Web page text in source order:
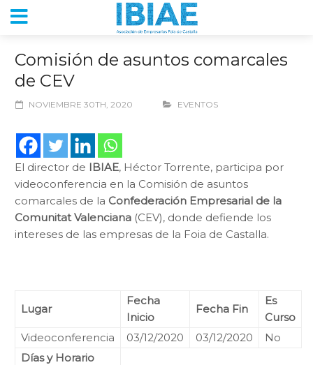
Comisión de asuntos comarcales
de CEV
NOVIEMBRE 30TH, 2020 EVENTOS
El director de IBIAE, Héctor Torrente, participa por
videoconferencia en la Comisión de asuntos
comarcales de la Confederación Empresarial de la
Comunitat Valenciana (CEV), donde defiende los
intereses de las empresas de la Foia de Castalla.
Lugar
Fecha
Inicio
Fecha Fin
Es
Curso
Videoconferencia
03/12/2020 03/12/2020
No
Días y Horario